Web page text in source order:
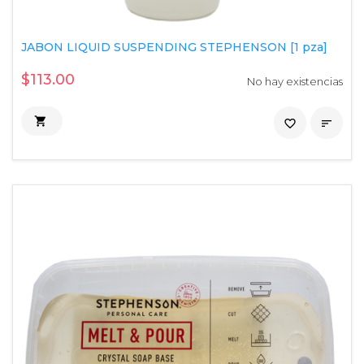
JABON LIQUID SUSPENDING STEPHENSON [1 pza]
$113.00 No hay existencias
 
favorite_border